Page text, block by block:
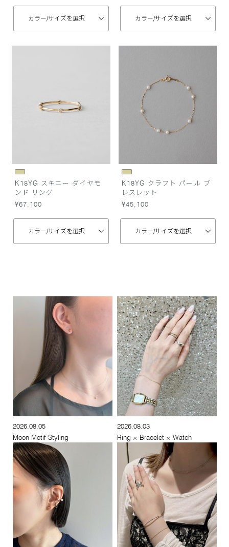
カラー/サイズを選択 カラー/サイズを選択
K18YG スキニー ダイヤモ
ンド リング
¥67,100
カラー/サイズを選択
K18YG クラフト パール ブ
レスレット
¥45,100
カラー/サイズを選択
2026.08.05
Moon Motif Styling
2026.08.03
Ring × Bracelet × Watch